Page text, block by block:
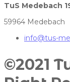
TuS Medebach
59964 Medebach
info@tus-
©2021